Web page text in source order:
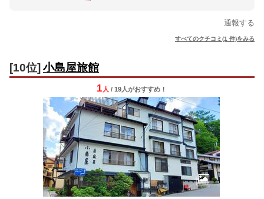
通報する
すべてのクチコミ(1 件)をみる
[10位] 小島屋旅館
1 人 / 19人がおすすめ！